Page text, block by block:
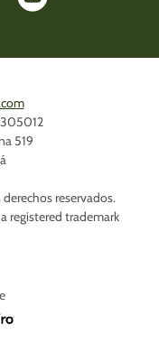
519
reservados.
a registered trademark